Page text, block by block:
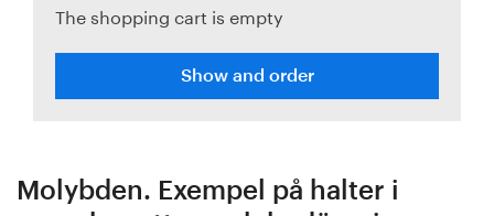
Research & education
Energy & environment
Picture collection
The shopping cart is empty
Show and order
Molybden. Exempel på halter i